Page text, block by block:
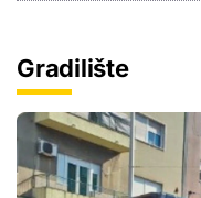
Gradilište